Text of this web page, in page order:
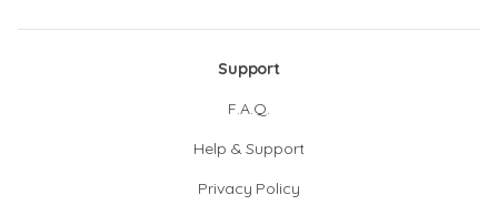
Support
F.A.Q.
Help & Support
Privacy Policy